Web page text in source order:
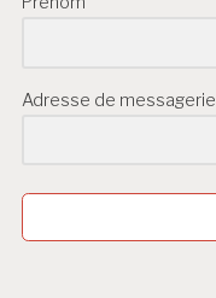
Adresse de messagerie